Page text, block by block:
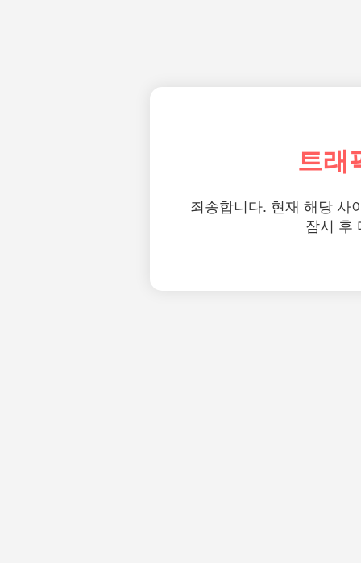
트래
죄송합니다. 현재 해당 사
잠시 후